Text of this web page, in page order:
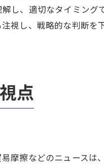
し、適切なタイミング
視し、戦略的な判断を
点
摩擦などのニュースは